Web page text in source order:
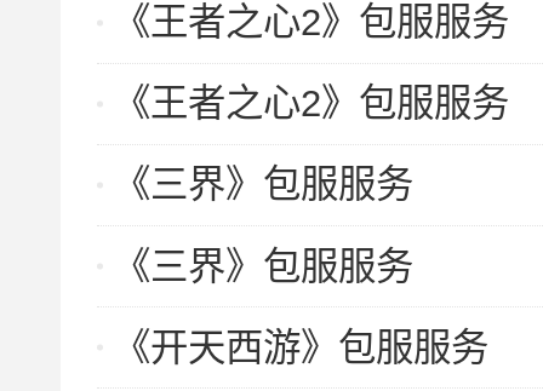
《王者之心2》包服服务
《王者之心2》包服服务
《三界》包服服务
《三界》包服服务
《开天西游》包服服务